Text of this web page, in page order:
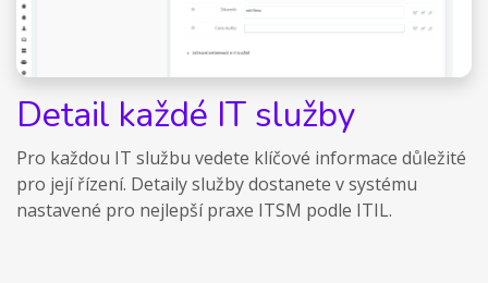
Detail každé IT služby
Pro každou IT službu vedete klíčové informace důležité
pro její řízení. Detaily služby dostanete v systému
nastavené pro nejlepší praxe ITSM podle ITIL.